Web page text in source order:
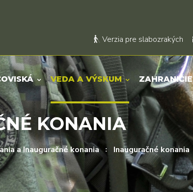
Verzia pre slabozrakých
VEDA A VÝSKUM ZAHRANIČIE
KONANIA
a Inauguračné konania Inauguračné konania